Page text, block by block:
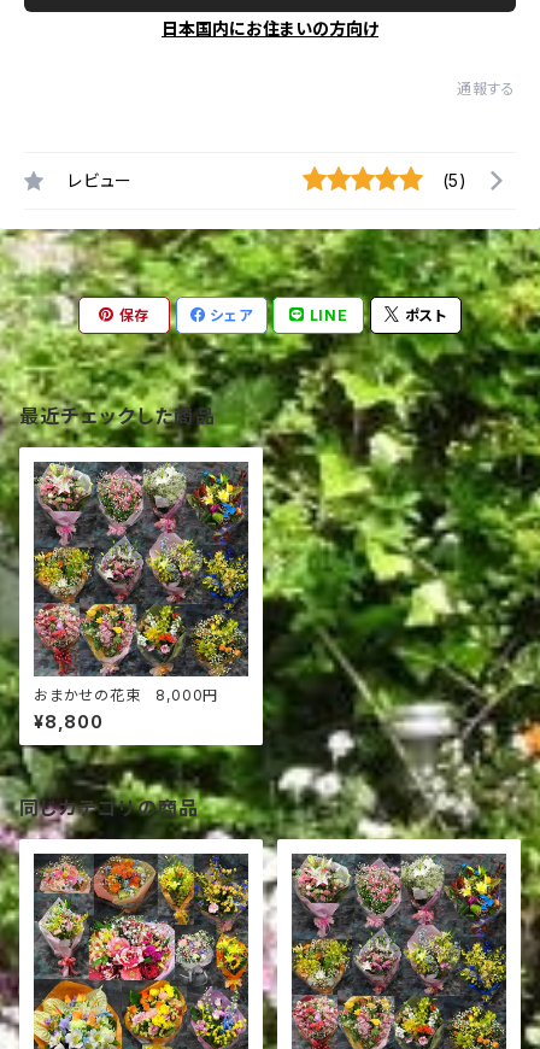
日本国内にお住まいの方向け
通報する
レビュー (5)
保存 シェア LINE ポスト
最近チェックした商品
おまかせの花束 8,000円
¥8,800
同じカテゴリの商品